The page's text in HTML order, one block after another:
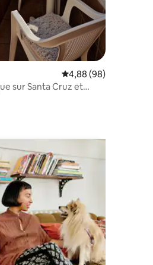
Évaluation moyenne
4,88 (98)
sur Santa Cruz et